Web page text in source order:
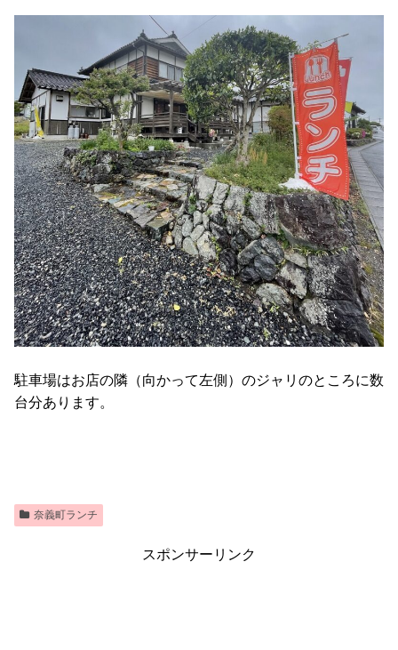
駐車場はお店の隣（向かって左側）のジャリのところに数
台分あります。
奈義町ランチ
スポンサーリンク